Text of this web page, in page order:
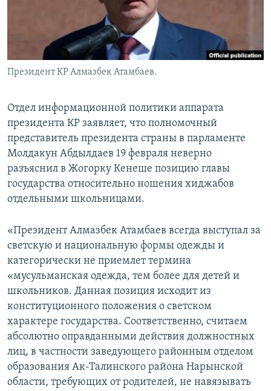
Президент КР Алмазбек Атамбаев.
Отдел информационной политики аппарата
президента КР заявляет, что полномочный
представитель президента страны в парламенте
Молдакун Абдылдаев 19 февраля неверно
разъяснил в Жогорку Кенеше позицию главы
государства относительно ношения хиджабов
отдельными школьницами.
«Президент Алмазбек Атамбаев всегда выступал за
светскую и национальную формы одежды и
категорически не приемлет термина
«мусульманская одежда, тем более для детей и
школьников. Данная позиция исходит из
конституционного положения о светском
характере государства. Соответственно, считаем
абсолютно оправданными действия должностных
лиц, в частности заведующего районным отделом
образования Ак-Талинского района Нарынской
области, требующих от родителей, не навязывать